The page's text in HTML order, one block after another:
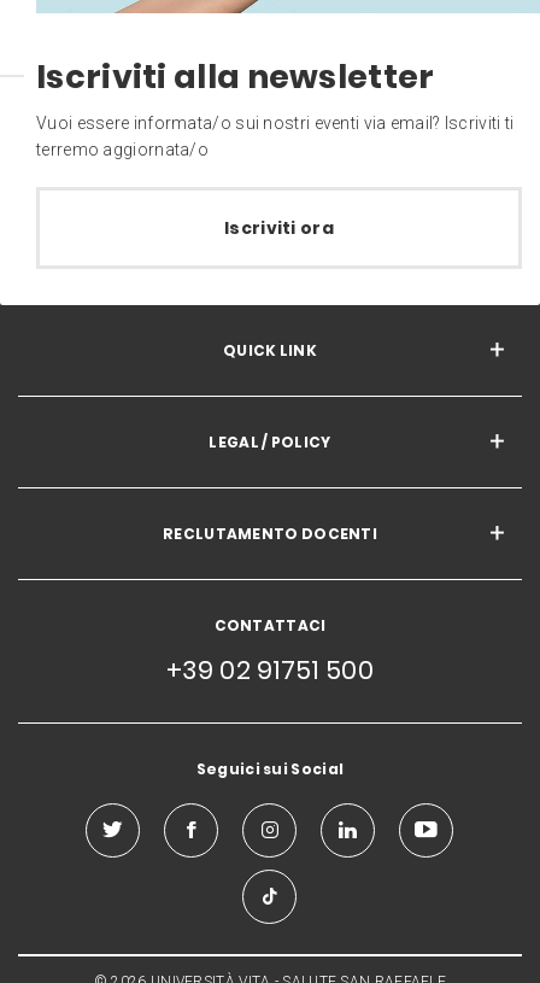
Iscriviti alla newsletter
Vuoi essere informata/o sui nostri eventi via email? Iscriviti ti
terremo aggiornata/o
Iscriviti ora
QUICK LINK
LEGAL / POLICY
RECLUTAMENTO DOCENTI
CONTATTACI
+39 02 91751 500
Seguici sui Social